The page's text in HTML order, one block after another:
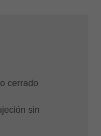
cerrado
sin